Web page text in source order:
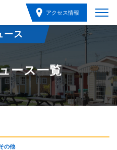
アクセス情報
ース
ース一覧
の他